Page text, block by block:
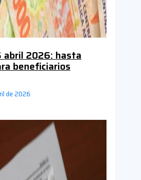
abril 2026: hasta
beneficiarios
de 2026